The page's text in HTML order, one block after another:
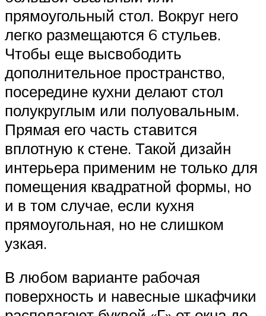
прямоугольный стол. Вокруг него
легко размещаются 6 стульев.
Чтобы еще высвободить
дополнительное пространство,
посередине кухни делают стол
полукруглым или полуовальным.
Прямая его часть ставится
вплотную к стене. Такой дизайн
интерьера применим не только для
помещения квадратной формы, но
и в том случае, если кухня
прямоугольная, но не слишком
узкая.
В любом варианте рабочая
поверхность и навесные шкафчики